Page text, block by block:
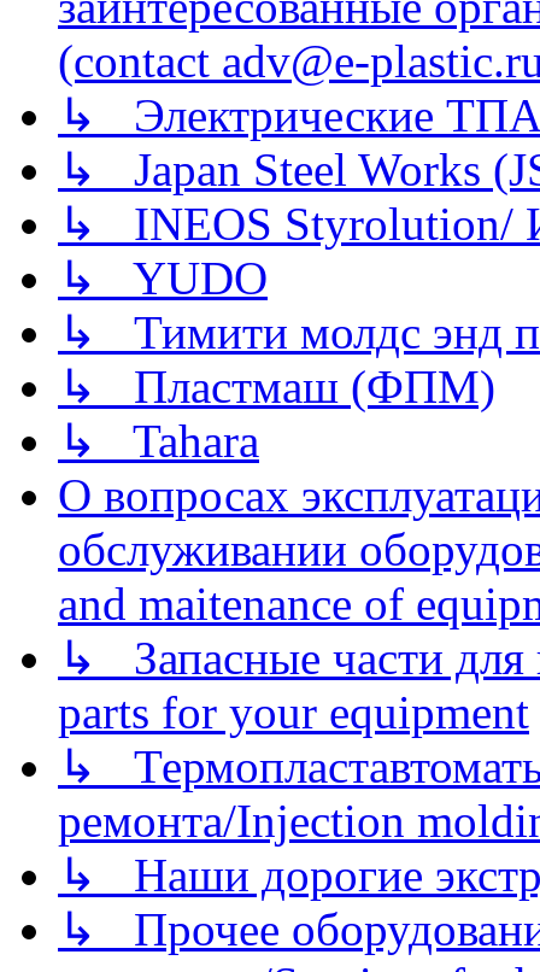
(contact adv@e-
↳ Электрические
↳ Japan Steel Works
↳ INEOS
↳ YUDO
↳ Тимити молдс энд
↳ Пластмаш (ФПМ)
↳ Tahara
О вопросах
обслуживании
and maitenance of
↳ Запасные части для
parts for your equipment
↳
ремонта/Injection
↳ Наши дорогие
↳ Прочее